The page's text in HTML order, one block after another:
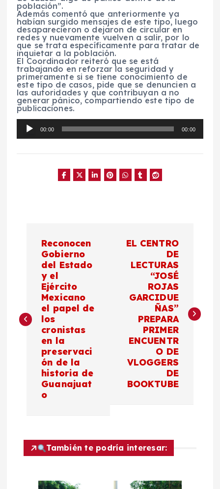
población”.
Además comentó que anteriormente ya
habían surgido mensajes de este tipo, luego
desaparecieron o dejaron de circular en
redes y nuevamente vuelven a salir, por lo
que se trata específicamente para tratar de
inquietar a la población.
El Coordinador reiteró que se está
trabajando en reforzar la seguridad y
primeramente si se tiene conocimiento de
este tipo de casos, pide que se denuncien a
las autoridades y que contribuyan a no
generar pánico, compartiendo este tipo de
publicaciones.
p
o
00:00 00:00
e
g
n
Reconocen
Gobierno
del Estado
y el
Ejército
Mexicano
el papel de
los
cronistas
en la
preservaci
ón de la
historia de
Guanajuat
o
EL CENTRO
DE
LECTURAS
“JOSÉ
ROJAS
GARCIDUE
ÑAS”
PREPARA
PRIMER
ENCUENTR
O DE
VLOGGERS
DE
BOOKTUBE
También te podría interesar: